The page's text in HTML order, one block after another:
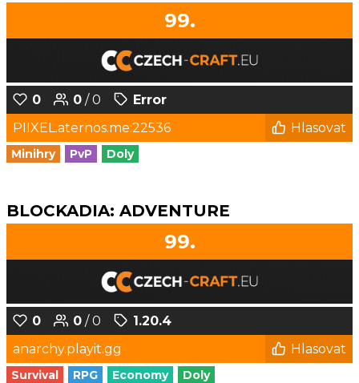
99.
0 0 / 0
Error
PIIXEL.aternos.me:22536
Hlasovat
Minihry PvP Doly
BLOCKADIA: ADVENTURE
99.
0 0 / 0
1.20.4
anarchy.playit.gg
Hlasovat
Survival RPG Economy Doly